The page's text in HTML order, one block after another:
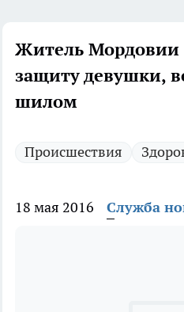
Житель Мордовии
защиту девушки,
шилом
Происшествия
18 мая 2016 Служба